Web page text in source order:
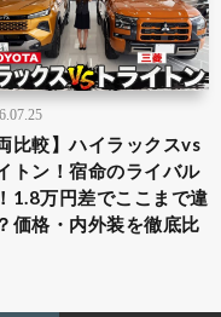
比較】ハイラックスvs
トン！宿命のライバル
1.8万円差でここまで違
価格・内外装を徹底比